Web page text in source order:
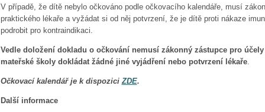
V případě, že dítě nebylo očkováno podle očkovacího kalendáře, musí
praktického lékaře a vyžádat si od něj potvrzení, že je dítě proti nákaze
podrobit pro kontraindikaci.
Vedle doložení dokladu o očkování nemusí zákonný zástupce pro
mateřské školy dokládat žádné jiné vyjádření nebo potvrzení lékaře.
Očkovací kalendář je k dispozici ZDE.
Další informace